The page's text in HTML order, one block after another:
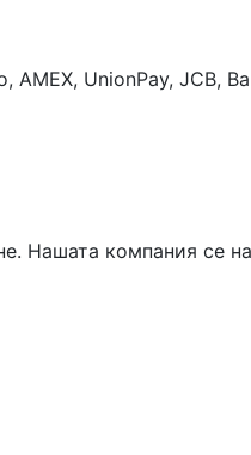
UnionPay, JCB,
Нашата компания се